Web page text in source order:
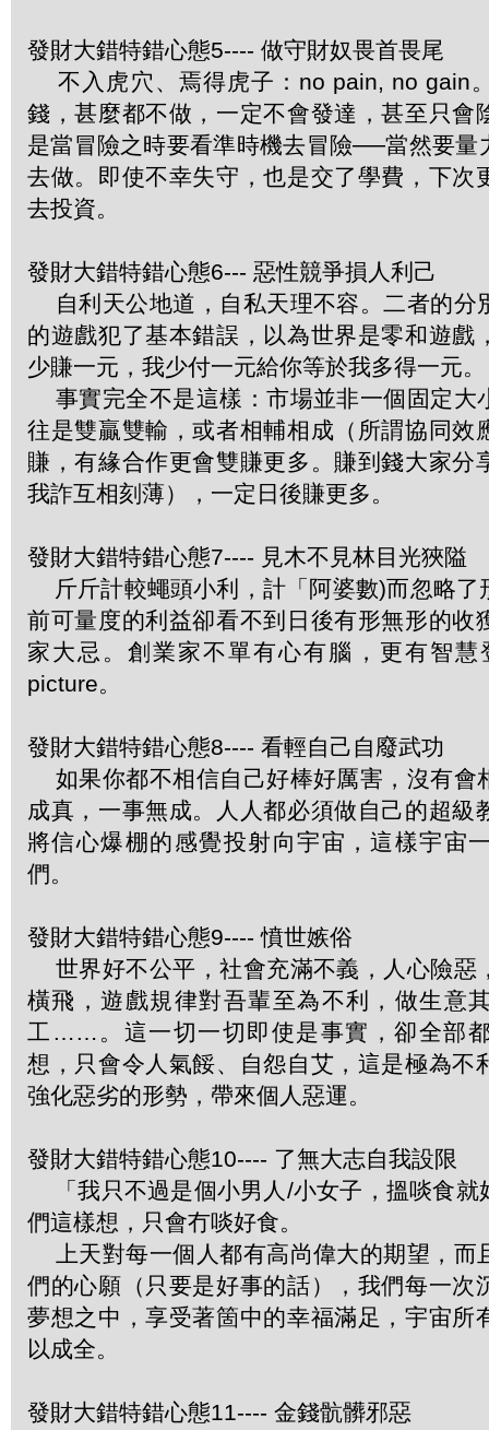
發財大錯特錯心態5---- 做守財奴畏首畏尾
不入虎穴、焉得虎子：no pain, no gain
錢，甚麼都不做，一定不會發達，甚至只會
是當冒險之時要看準時機去冒險──當然要量
去做。即使不幸失守，也是交了學費，下次
去投資。
發財大錯特錯心態6--- 惡性競爭損人利己
自利天公地道，自私天理不容。二者的分
的遊戲犯了基本錯誤，以為世界是零和遊戲
少賺一元，我少付一元給你等於我多得一元。
事實完全不是這樣：市場並非一個固定大
往是雙贏雙輸，或者相輔相成（所謂協同效
賺，有緣合作更會雙賺更多。賺到錢大家分
我詐互相刻薄），一定日後賺更多。
發財大錯特錯心態7---- 見木不見林目光狹隘
斤斤計較蠅頭小利，計「阿婆數)而忽略了
前可量度的利益卻看不到日後有形無形的收
家大忌。創業家不單有心有腦，更有智慧
picture。
發財大錯特錯心態8---- 看輕自己自廢武功
如果你都不相信自己好棒好厲害，沒有會
成真，一事無成。人人都必須做自己的超級
將信心爆棚的感覺投射向宇宙，這樣宇宙
們。
發財大錯特錯心態9---- 憤世嫉俗
世界好不公平，社會充滿不義，人心險惡
橫飛，遊戲規律對吾輩至為不利，做生意
工……。這一切一切即使是事實，卻全部
想，只會令人氣餒、自怨自艾，這是極為不
強化惡劣的形勢，帶來個人惡運。
發財大錯特錯心態10---- 了無大志自我設限
「我只不過是個小男人/小女子，搵啖食就
們這樣想，只會冇啖好食。
上天對每一個人都有高尚偉大的期望，而
們的心願（只要是好事的話），我們每一次
夢想之中，享受著箇中的幸福滿足，宇宙所
以成全。
發財大錯特錯心態11---- 金錢骯髒邪惡